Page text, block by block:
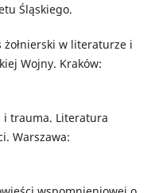
Śląskiego.
żołnierski w literaturze i
Wojny. Kraków:
i trauma. Literatura
Warszawa: